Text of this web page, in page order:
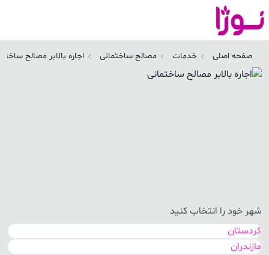
صفحه اصلی خدمات مصالح ساختمانی اجاره بالابر مصالح
شهر خود را انتخاب کنید
کردستان
مازندران